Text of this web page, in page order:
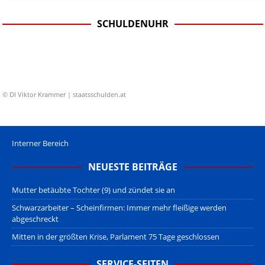
SCHULDENUHR
© DI Viktor Krammer | staatsschulden.at
Interner Bereich
NEUESTE BEITRÄGE
Mutter betäubte Tochter (9) und zündet sie an
Schwarzarbeiter – Scheinfirmen: Immer mehr fleißige werden
abgeschreckt
Mitten in der größten Krise, Parlament 75 Tage geschlossen